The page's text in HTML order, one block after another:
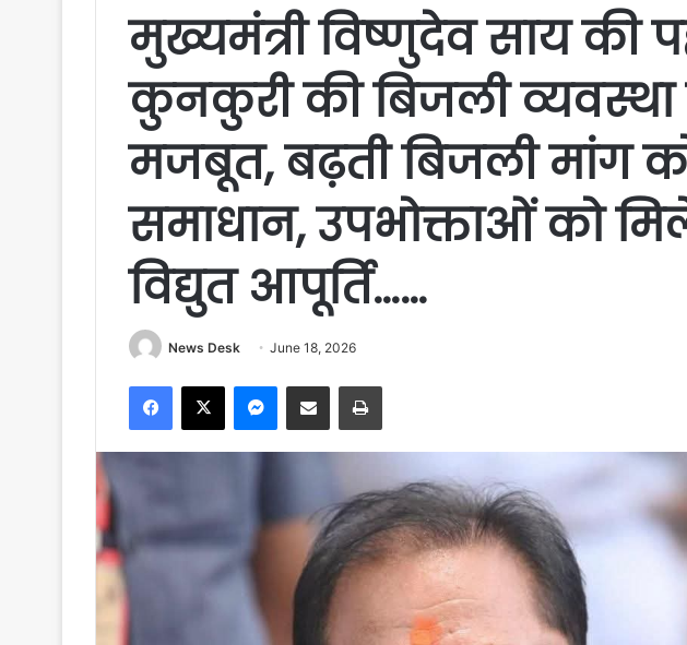
मुख्यमंत्री विष्णुदेव साय की
कुनकुरी की बिजली
मजबूत, बढ़ती बिजली मांग
समाधान, उपभोक्ताओं को
विद्युत आपूर्ति……
News Desk June 18, 2026
Facebook
X Messenger
Share via Email Print